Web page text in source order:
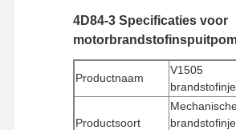
4D84-3 Specificaties voor
Productnaam
V1505
Productsoort